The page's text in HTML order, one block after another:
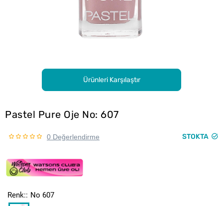
Ürünleri Karşılaştır
Pastel Pure Oje No: 607
0 Değerlendirme STOKTA
Renk: No 607